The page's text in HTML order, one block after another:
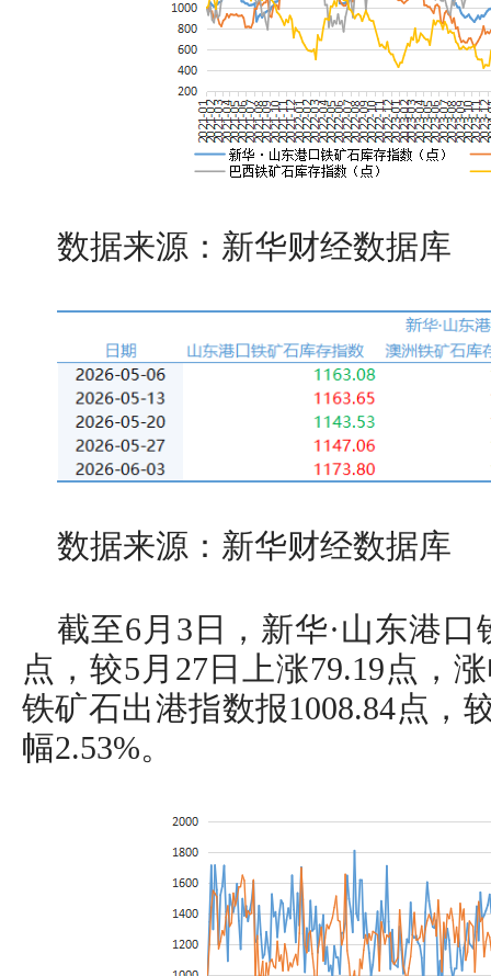
数据来源：新华财经数据库
数据来源：新华财经数据库
截至6月3日，新华·山东港口
点，较5月27日上涨79.19点，
铁矿石出港指数报1008.84点，
幅2.53%。